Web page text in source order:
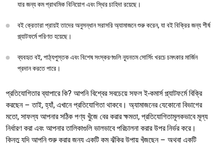
যার জন্য কম প্রাথমিক বিনিয়োগ এবং স্থির চাহিদা রয়েছে।
বই ক্রেতারা প্রায়ই তাদের অনুসন্ধান সরাসরি অ্যামাজনে শুরু করেন, যা বই বিক্রির জন্য শীর্ষ
প্ল্যাটফর্মে পরিণত হয়েছে।
ব্যবহৃত বই, পাঠ্যপুস্তক এবং বিশেষ সংস্করণগুলি ন্যূনতম সোর্সিং খরচে চমৎকার মার্জিন
প্রদান করতে পারে।
প্রতিযোগিতার ব্যাপারে কি? আপনি বিশ্বের সবচেয়ে সফল ই-কমার্স প্ল্যাটফর্মে বিক্রি
করছেন – তাই, হ্যাঁ, এখানে প্রতিযোগিতা থাকবে। অ্যামাজনের যেকোনো বিভাগের
মতো, সাফল্য আপনার সঠিক পণ্য খুঁজে বের করার ক্ষমতা, প্রতিযোগিতামূলকভাবে মূল্য
নির্ধারণ করা এবং আপনার তালিকাগুলি ভালভাবে পরিচালনা করার উপর নির্ভর করে।
কিন্তু যদি আপনি শুরু করার জন্য একটি কম ঝুঁকির উপায় খুঁজছেন – অথবা একটি